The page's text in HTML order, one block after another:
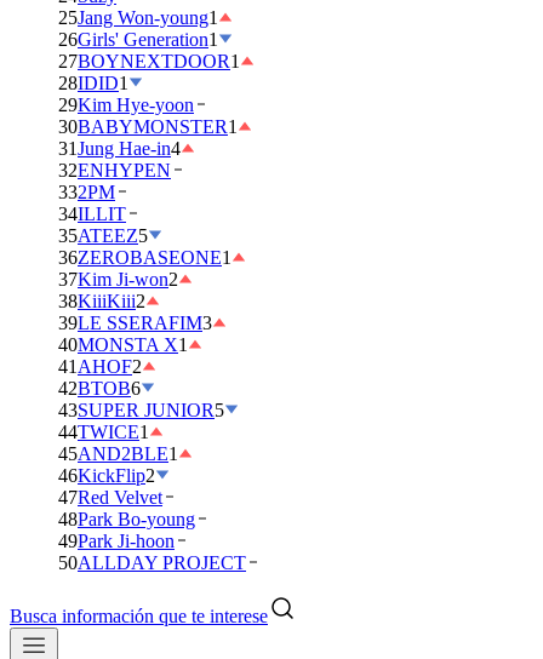
25Jang Won-young1
26Girls' Generation1
27BOYNEXTDOOR1
28IDID1
29Kim Hye-yoon
30BABYMONSTER1
31Jung Hae-in4
32ENHYPEN
332PM
34ILLIT
35ATEEZ5
36ZEROBASEONE1
37Kim Ji-won2
38KiiiKiii2
39LE SSERAFIM3
40MONSTA X1
41 AHOF2
42BTOB6
43SUPER JUNIOR5
44TWICE1
45AND2BLE1
46KickFlip2
47Red Velvet
48Park Bo-young
49Park Ji-hoon
50ALLDAY PROJECT
Busca información que te interese